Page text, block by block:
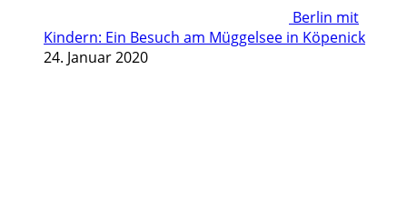
Berlin mit
Kindern: Ein Besuch am Müggelsee in Köpenick
24. Januar 2020